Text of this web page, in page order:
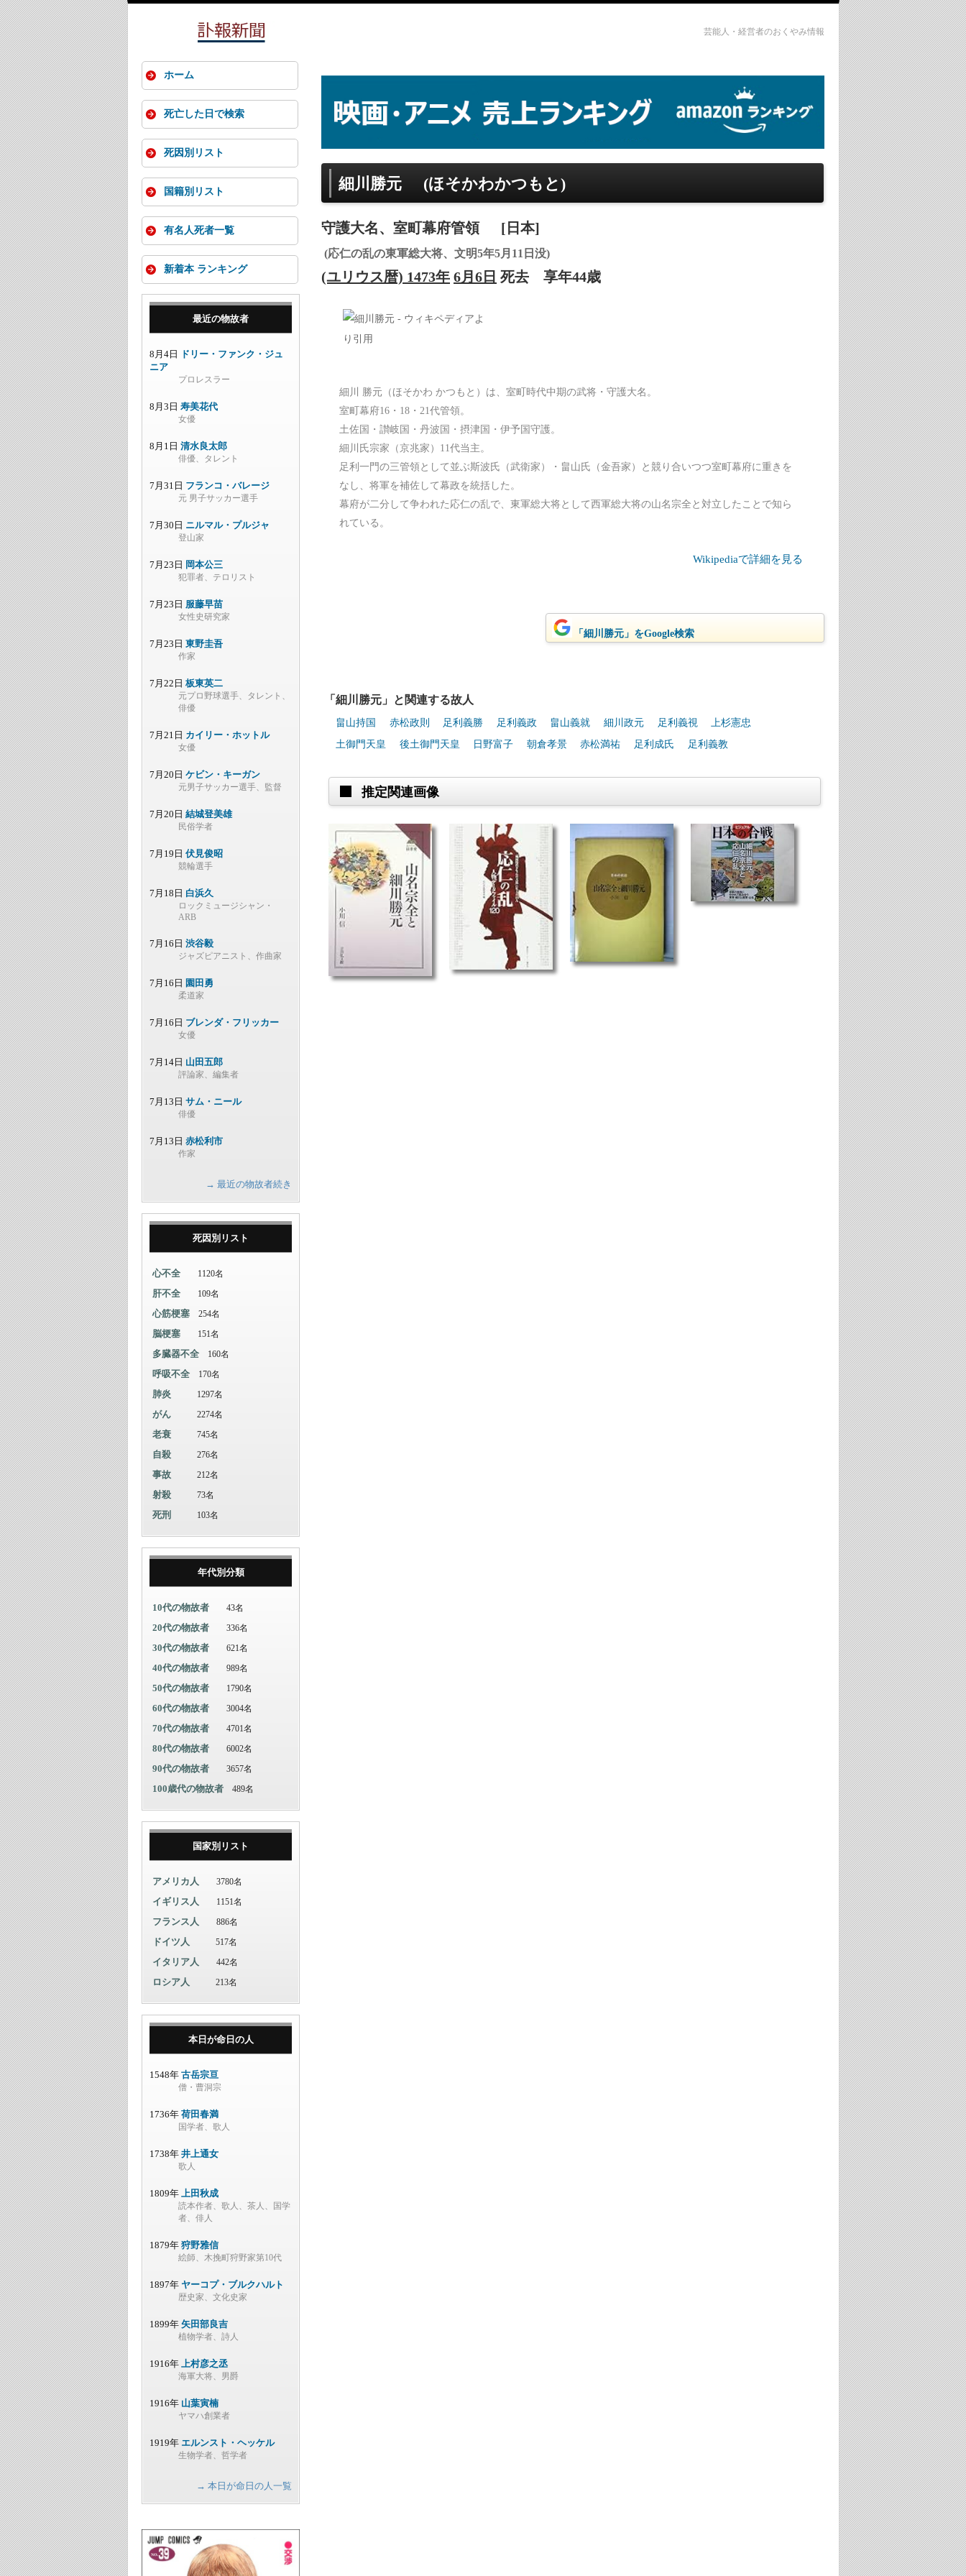
芸能人・経営者のおくやみ情報
細川勝元 (ほそかわかつもと)
守護大名、室町幕府管領 [日本]
(応仁の乱の東軍総大将、文明5年5月11日没)
(ユリウス暦) 1473年 6月6日 死去 享年44歳
細川 勝元（ほそかわ かつもと）は、室町時代中期の武将・守護大名。
室町幕府16・18・21代管領。
土佐国・讃岐国・丹波国・摂津国・伊予国守護。
細川氏宗家（京兆家）11代当主。
足利一門の三管領として並ぶ斯波氏（武衛家）・畠山氏（金吾家）と競り合いつつ室町幕府に重きを
なし、将軍を補佐して幕政を統括した。
幕府が二分して争われた応仁の乱で、東軍総大将として西軍総大将の山名宗全と対立したことで知ら
れている。
Wikipediaで詳細を見る
「細川勝元」をGoogle検索
「細川勝元」と関連する故人
畠山持国 赤松政則 足利義勝 足利義政 畠山義就 細川政元 足利義視
上杉憲忠
土御門天皇
後土御門天皇 日野富子 朝倉孝景 赤松満祐 足利成氏 足利義教
推定関連画像
ホーム
死亡した日で検索
死因別リスト
国籍別リスト
有名人死者一覧
新着本 ランキング
最近の物故者
8月4日
ドリー・ファンク・ジュ
ニア
プロレスラー
8月3日 寿美花代
女優
8月1日 清水良太郎
俳優、タレント
7月31日 フランコ・バレージ
元 男子サッカー選手
7月30日 ニルマル・プルジャ
登山家
7月23日 岡本公三
犯罪者、テロリスト
7月23日 服藤早苗
女性史研究家
7月23日 東野圭吾
作家
7月22日 板東英二
元プロ野球選手、タレント、
俳優
7月21日 カイリー・ホットル
女優
7月20日 ケビン・キーガン
元男子サッカー選手、監督
7月20日 結城登美雄
民俗学者
7月19日 伏見俊昭
競輪選手
7月18日 白浜久
ロックミュージシャン・
ARB
7月16日 渋谷毅
ジャズピアニスト、作曲家
7月16日 園田勇
柔道家
7月16日 ブレンダ・フリッカー
女優
7月14日 山田五郎
評論家、編集者
7月13日 サム・ニール
俳優
7月13日 赤松利市
作家
→ 最近の物故者続き
死因別リスト
心不全 1120名
肝不全 109名
心筋梗塞 254名
脳梗塞 151名
多臓器不全 160名
呼吸不全 170名
肺炎 1297名
がん 2274名
老衰 745名
自殺 276名
事故 212名
射殺 73名
死刑 103名
年代別分類
10代の物故者 43名
20代の物故者 336名
30代の物故者 621名
40代の物故者 989名
50代の物故者 1790名
60代の物故者 3004名
70代の物故者 4701名
80代の物故者 6002名
90代の物故者 3657名
100歳代の物故者 489名
国家別リスト
アメリカ人 3780名
イギリス人 1151名
フランス人 886名
ドイツ人 517名
イタリア人 442名
ロシア人 213名
本日が命日の人
1548年 古岳宗亘
僧・曹洞宗
1736年 荷田春満
国学者、歌人
1738年 井上通女
歌人
1809年 上田秋成
読本作者、歌人、茶人、国学
者、俳人
1879年 狩野雅信
絵師、木挽町狩野家第10代
1897年 ヤーコプ・ブルクハルト
歴史家、文化史家
1899年 矢田部良吉
植物学者、詩人
1916年 上村彦之丞
海軍大将、男爵
1916年 山葉寅楠
ヤマハ創業者
1919年 エルンスト・ヘッケル
生物学者、哲学者
→ 本日が命日の人一覧